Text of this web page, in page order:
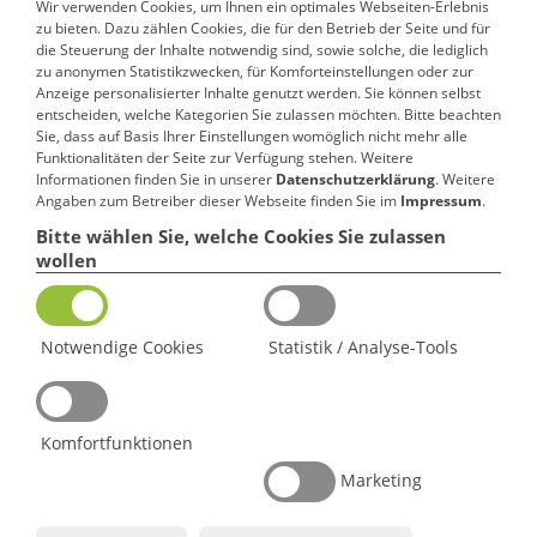
konto Kirchenkreisamt Hersfeld und Rotenburg
Sparkasse Bad Hersfeld-Rotenburg IBAN: DE96 5325 0000
0001 0031 09
VR-Bankverein Bad Hersfeld-Rotenburg eG IBAN: DE17 5329
0000 0001 0058 71
Evangelische Bank IBAN: DE02 5206 0410 0001 9001 02
Haus der Diakonie 1
Wir verwenden Cookies, um Ihnen ein optimales Webseiten-Erlebnis
zu bieten. Dazu zählen Cookies, die für den Betrieb der Seite und für
die Steuerung der Inhalte notwendig sind, sowie solche, die lediglich
zu anonymen Statistikzwecken, für Komforteinstellungen oder zur
Anzeige personalisierter Inhalte genutzt werden. Sie können selbst
entscheiden, welche Kategorien Sie zulassen möchten. Bitte beachten
Sie, dass auf Basis Ihrer Einstellungen womöglich nicht mehr alle
Funktionalitäten der Seite zur Verfügung stehen. Weitere
Informationen finden Sie in unserer Datenschutzerklärung. Weitere
Angaben zum Betreiber dieser Webseite finden Sie im Impressum.
Bitte wählen Sie, welche Cookies Sie zulassen
wollen
Notwendige Cookies Statistik / Analyse-Tools
Komfortfunktionen
Marketing